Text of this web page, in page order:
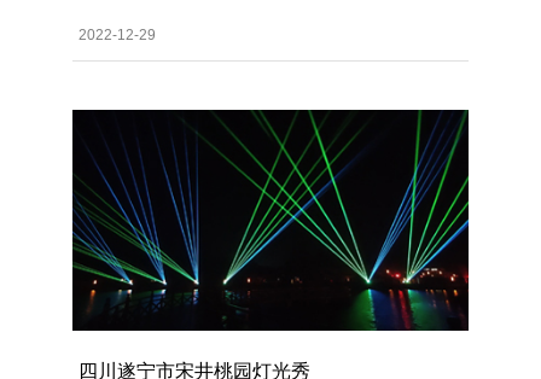
2022-12-29
四川遂宁市宋井桃园灯光秀